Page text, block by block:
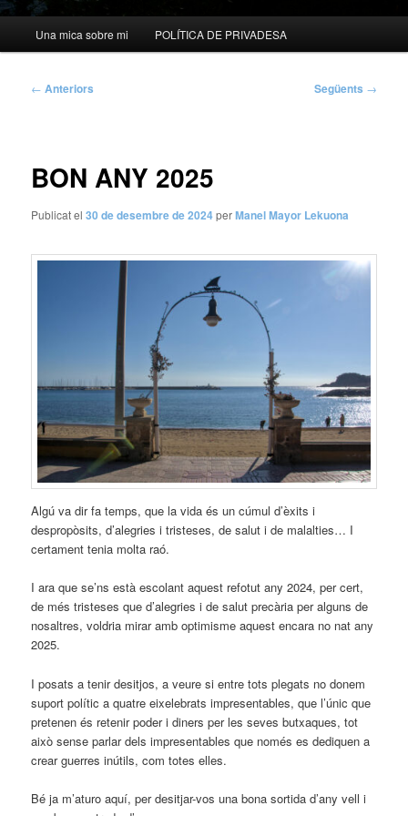
Una mica sobre mi POLÍTICA DE PRIVADESA
Navegació
← Anteriors Següents →
BON ANY 2025
Publicat el30 de desembre de 2024perManel Mayor Lekuona
Algú va dir fa temps, que la vida és un cúmul d’èxits i
despropòsits, d’alegries i tristeses, de salut i de malalties… I
certament tenia molta raó.
I ara que se’ns està escolant aquest refotut any 2024, per cert,
de més tristeses que d’alegries i de salut precària per alguns de
nosaltres, voldria mirar amb optimisme aquest encara no nat any
2025.
I posats a tenir desitjos, a veure si entre tots plegats no donem
suport polític a quatre eixelebrats impresentables, que l’únic que
pretenen és retenir poder i diners per les seves butxaques, tot
això sense parlar dels impresentables que només es dediquen a
crear guerres inútils, com totes elles.
Bé ja m’aturo aquí, per desitjar-vos una bona sortida d’any vell i